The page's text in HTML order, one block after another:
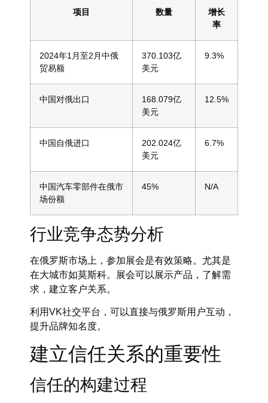
项目 数量
增长
率
2024年1月至2月中俄
贸易额
370.103亿
美元
9.3%
中国对俄出口
168.079亿
美元
12.5%
中国自俄进口
202.024亿
美元
6.7%
中国汽车零部件在俄市
场份额
45% N/A
行业竞争态势分析
在俄罗斯市场上，参加展会是有效策略。尤其是
在大城市如莫斯科。展会可以展示产品，了解需
求，建立客户关系。
利用VK社交平台，可以直接与俄罗斯用户互动，
提升品牌知名度。
建立信任关系的重要性
信任的构建过程